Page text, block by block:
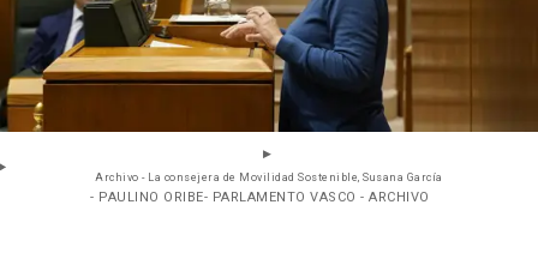
Archivo - La consejera de Movilidad Sostenible, Susana García
- PAULINO ORIBE- PARLAMENTO VASCO - ARCHIVO